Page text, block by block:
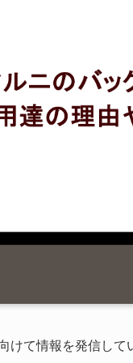
けて情報を発信して